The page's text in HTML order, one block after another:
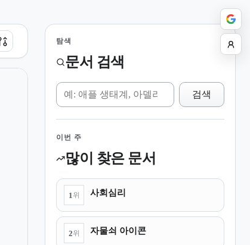
탐색
문서 검색
위키 검색
검색
이번 주
많이 찾은 문서
1 위 사회심리
2위 자물쇠 아이콘